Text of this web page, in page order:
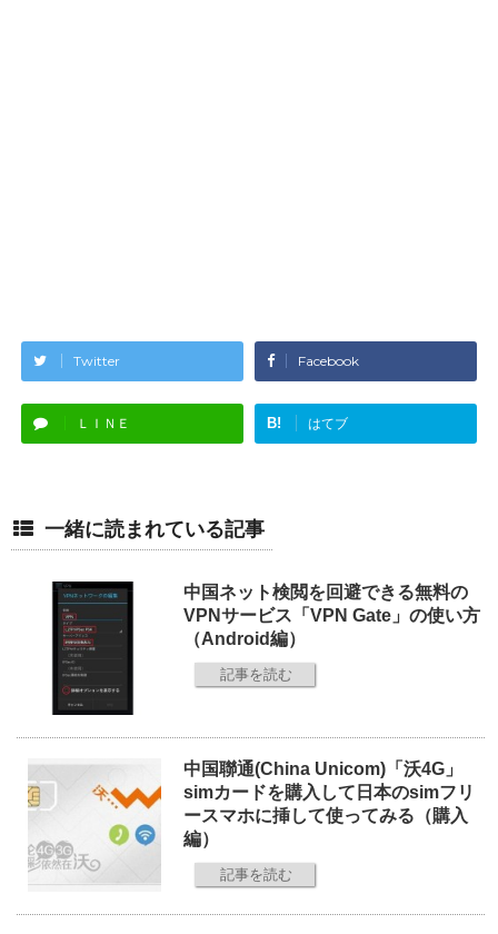
Twitter Facebook
ＬＩＮＥ B! はてブ
一緒に読まれている記事
中国ネット検閲を回避できる無料の
VPNサービス「VPN Gate」の使い方
（Android編）
記事を読む
中国聯通(China Unicom)「沃4G」
simカードを購入して日本のsimフリ
ースマホに挿して使ってみる（購入
編）
記事を読む